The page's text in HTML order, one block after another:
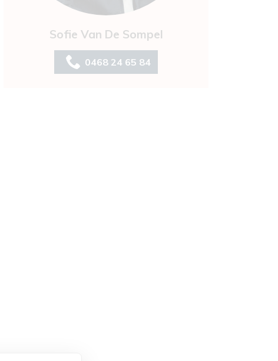
Sofie Van De Sompel
0468 24 65 84